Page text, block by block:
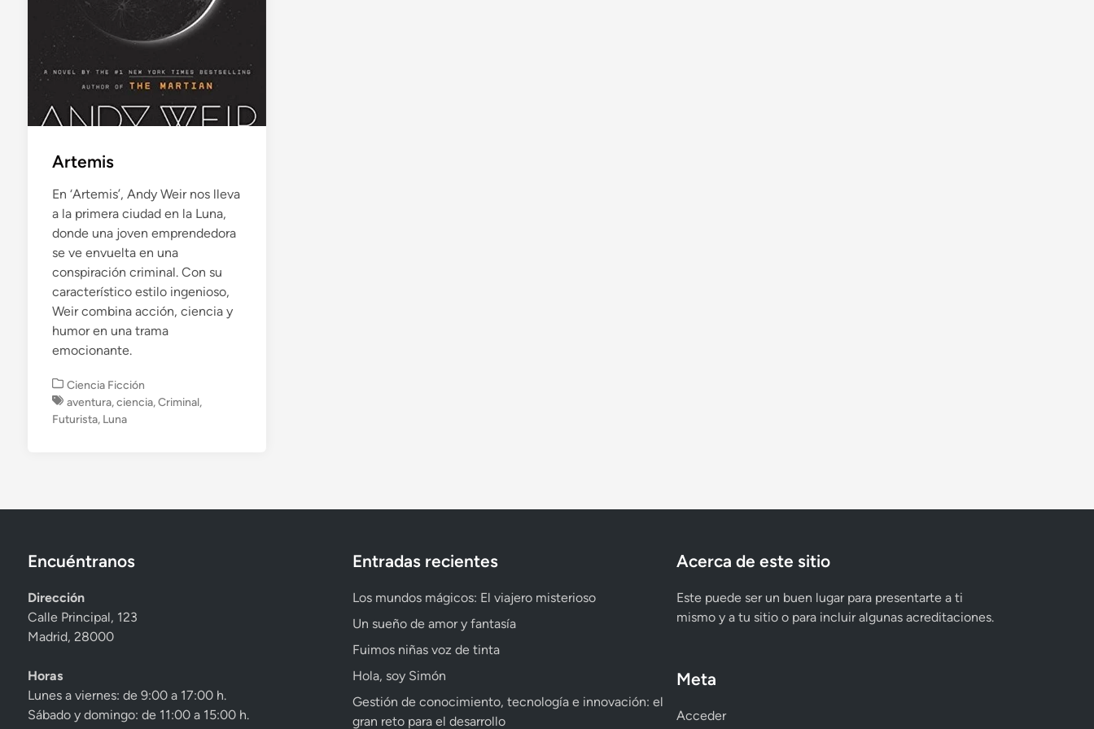
Artemis
En ‘Artemis’, Andy Weir nos lleva
a la primera ciudad en la Luna,
donde una joven emprendedora
se ve envuelta en una
conspiración criminal. Con su
característico estilo ingenioso,
Weir combina acción, ciencia y
humor en una trama
emocionante.
P
u
b
n
Ciencia Ficción
aventura,ciencia,Criminal,
Futurista, Luna
Encuéntranos
Dirección
Calle Principal, 123
Madrid, 28000
Horas
Lunes a viernes: de 9:00 a 17:00 h.
Sábado y domingo: de 11:00 a 15:00 h.
Entradas recientes
Los mundos mágicos: El viajero misterioso
Un sueño de amor y fantasía
Fuimos niñas voz de tinta
Hola, soy Simón
Gestión de conocimiento, tecnología e innovación: el
gran reto para el desarrollo
Acerca de este sitio
Este puede ser un buen lugar para presentarte a ti
mismo y a tu sitio o para incluir algunas acreditaciones.
Meta
Acceder